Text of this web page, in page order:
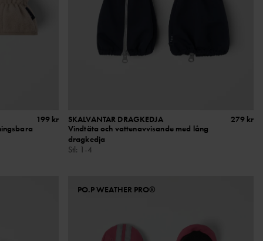
199 kr
SKALVANTAR DRAGKEDJA
Vindtäta och vattenavvisande med lång
dragkedja
Stl: 1-4
279 kr
PO.P WEATHER PRO®